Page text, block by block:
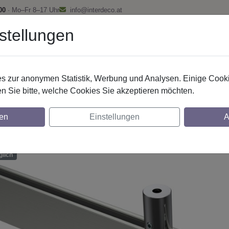
· Mo–Fr 8–17 Uhr info@interdeco.at
Innenlaufstangen Aluminium / Metall
mit eckigem Innenlauf
Modell SONIUS - Paxo Edelstahl-
zur anonymen Statistik, Werbung und Analysen. Einige
Sie bitte, welche Cookies Sie akzeptieren möchten.
Einstellungen